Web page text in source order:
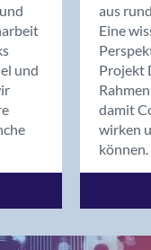
und
aus
Eine
Projekt
damit
wirken
können.